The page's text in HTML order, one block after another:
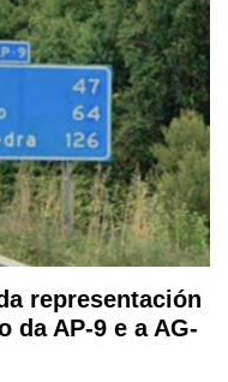
representación
da AP-9 e a AG-